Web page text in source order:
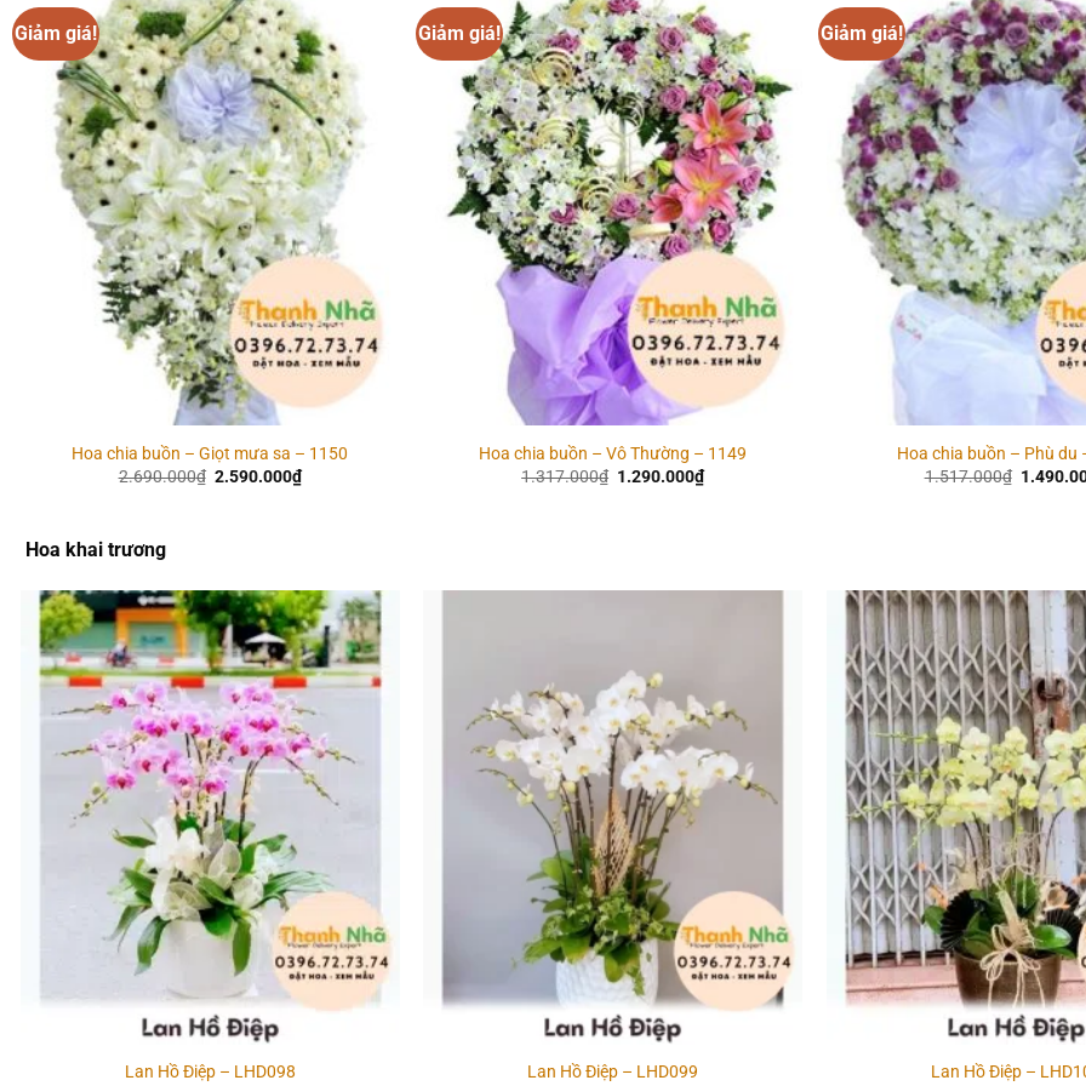
Giảm giá!
wishlist
Hoa chia buồn – Giọt mưa sa – 1150
2.690.000₫ Giá
2.590.000₫Giá
hiện
Giảm giá!
Add to
wishlist
Hoa chia buồn – Vô Thường – 1149
1.317.000₫ Giá
1.290.000₫Giá
hiện
Giảm giá!
Hoa chia buồn – Phù du
1.517.000₫ Giá
Hoa khai trương
Add to
wishlist
Lan Hồ Điệp – LHD098
Lan Hồ Điệp – LHD099
Lan Hồ Điệp –